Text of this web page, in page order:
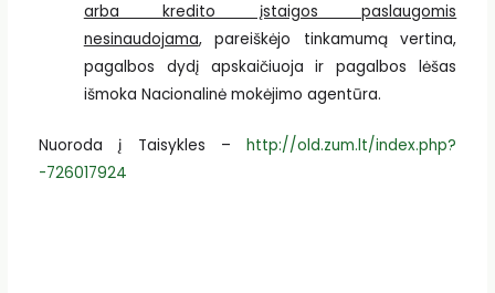
arba kredito įstaigos paslaugomis
nesinaudojama, pareiškėjo tinkamumą vertina,
pagalbos dydį apskaičiuoja ir pagalbos lėšas
išmoka Nacionalinė mokėjimo agentūra.
Nuoroda į Taisykles –http://old.zum.lt/index.php?
-726017924